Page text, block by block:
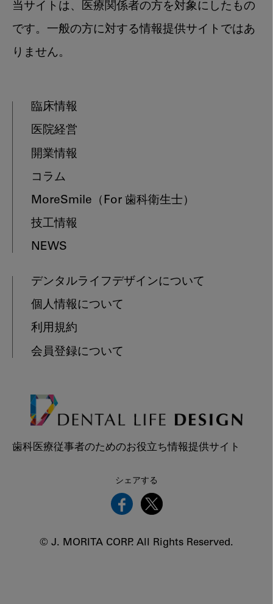
当サイトは、医療関係者の方を対象にしたもの
です。一般の方に対する情報提供サイトではあ
りません。
臨床情報
医院経営
開業情報
コラム
MoreSmile （For 歯科衛生士）
技工情報
NEWS
デンタルライフデザインについて
個人情報について
利用規約
会員登録について
歯科医療従事者のためのお役立ち情報提供サイト
シェアする
© J. MORITA CORP. All Rights Reserved.